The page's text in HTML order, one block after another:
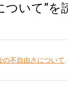
ついて”を
不自由さについて